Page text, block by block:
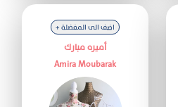
+ اضف الى المفضلة
أميره مبارك
Amira Moubarak